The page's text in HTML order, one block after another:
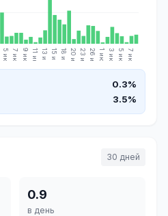
5 июн. 7 июн. 9 июн. 11 июн. 13 июн. 15 июн. 18 июн. 20 июн.23 июн.26 июн. 1 июл. 3 июл. 5 июл. 7 июл.
0.3%
3.5%
30 дней
0.9
в день